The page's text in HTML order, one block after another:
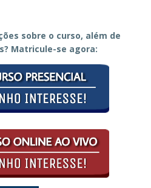
sobre o curso, além de
Matricule-se agora: